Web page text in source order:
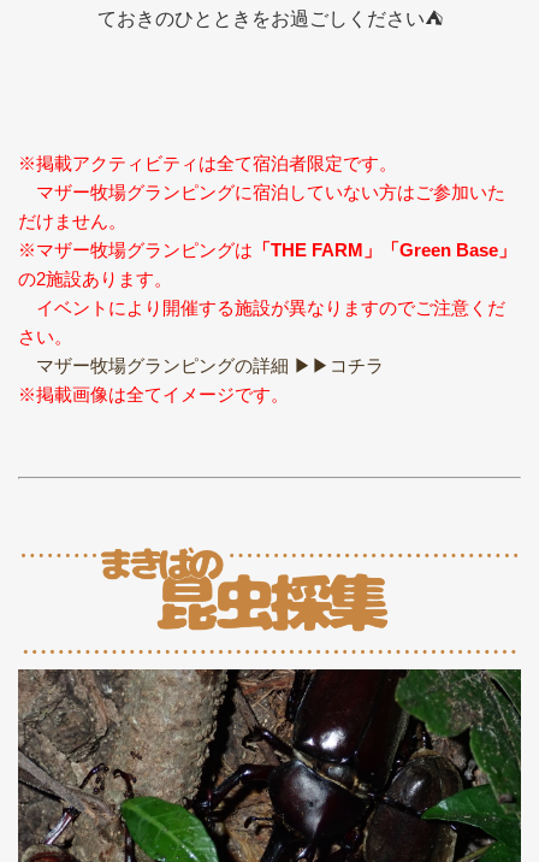
ておきのひとときをお過ごしください⛺
※掲載アクティビティは全て宿泊者限定です。
マザー牧場グランピングに宿泊していない方はご参加いた
だけません。
※マザー牧場グランピングは 「THE FARM」「Green Base」
の2施設あります。
イベントにより開催する施設が異なりますのでご注意くだ
さい。
マザー牧場グランピングの詳細 ▶▶コチラ
※掲載画像は全てイメージです。